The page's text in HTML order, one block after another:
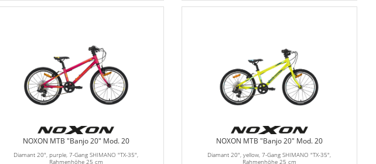
NOXON MTB "Banjo 20" Mod. 20
Diamant 20", purple, 7-Gang SHIMANO "TX-35",
Rahmenhöhe 25 cm
NOXON MTB "Banjo 20" Mod. 20
Diamant 20", yellow, 7-Gang SHIMANO "TX-35",
Rahmenhöhe 25 cm